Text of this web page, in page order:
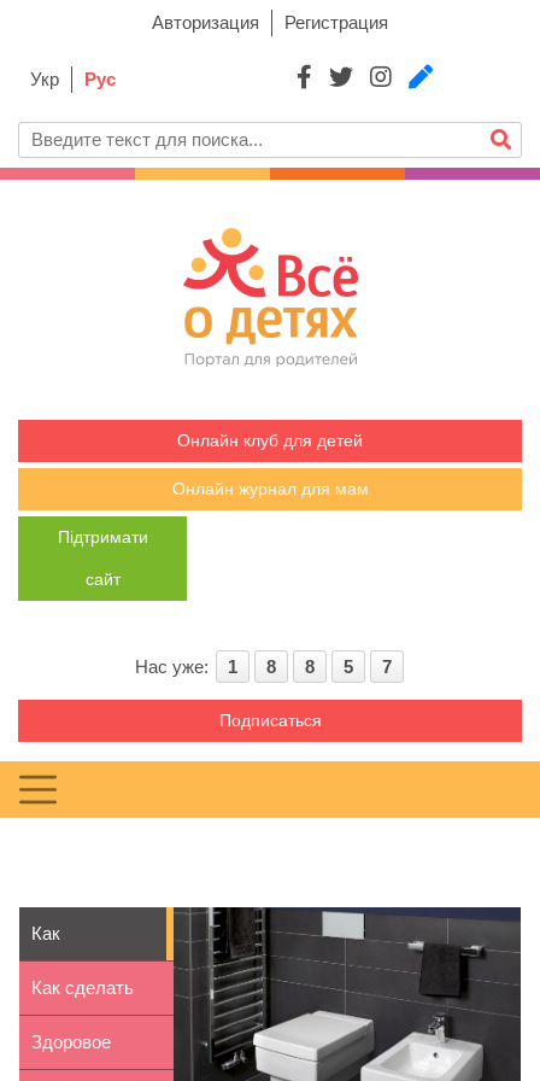
Авторизация Регистрация
Укр Рус
Онлайн клуб для детей
Онлайн журнал для мам
Підтримати
сайт
Нас уже: 1 8 8 5 7
Подписаться
Как
пользоваться
биде
Как сделать
светильник из
Здоровое